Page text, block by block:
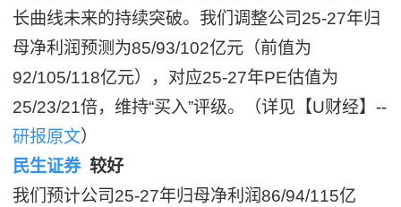
长曲线未来的持续突破。我们调整公司25-27年归
母净利润预测为85/93/102亿元（前值为
92/105/118亿元），对应25-27年PE估值为
25/23/21倍，维持“买入”评级。（详见【U财经】--
研报原文）
民生证券较好
我们预计公司25-27年归母净利润86/94/115亿